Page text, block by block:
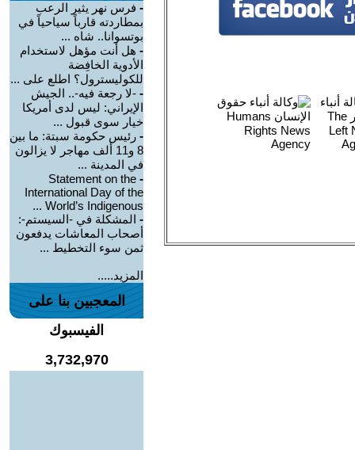
- فرس نهر يثير الرعب
بمطاردته قارباً سياحياً في
بوتسوانا.. شاه ...
- هل أنت مؤهل لاستخدام
الأدوية الخافِضة
للكوليسترول؟ اطلع على ...
- -لا رجعة فيه-.. الجيش
الإيراني: ليس لدى أمريكا
خيار سوى قبول ...
- رئيس حكومة سبتة: ما بين
8 و11 ألف مهاجر لا يزالون
في المدينة ...
-
Statement on the
International Day of the
World’s Indigenous ...
- المشكلة في -السيستم-:
أصحاب المعاشات يدفعون
ثمن سوء التخطيط ...
المزيد.....
المعجبين بنا على
الفيسبوك
3,732,970